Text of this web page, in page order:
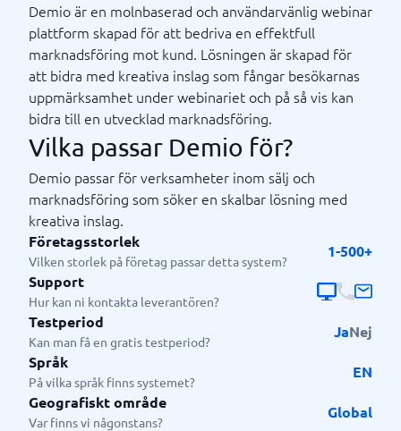
Demio är en molnbaserad och användarvänlig webinar
plattform skapad för att bedriva en effektfull
marknadsföring mot kund. Lösningen är skapad för
att bidra med kreativa inslag som fångar besökarnas
uppmärksamhet under webinariet och på så vis kan
bidra till en utvecklad marknadsföring.
Vilka passar Demio för?
Demio passar för verksamheter inom sälj och
marknadsföring som söker en skalbar lösning med
kreativa inslag.
Företagsstorlek
Vilken storlek på företag passar detta system?
1-500+
Support
Hur kan ni kontakta leverantören?
Testperiod
Kan man få en gratis testperiod?
JaNej
Språk
På vilka språk finns systemet?
EN
Geografiskt område
Var finns vi någonstans?
Global